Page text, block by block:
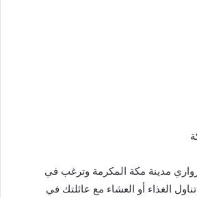
مدينة مكة المكرمة وترغب في
الغذاء أو العشاء مع عائلتك في